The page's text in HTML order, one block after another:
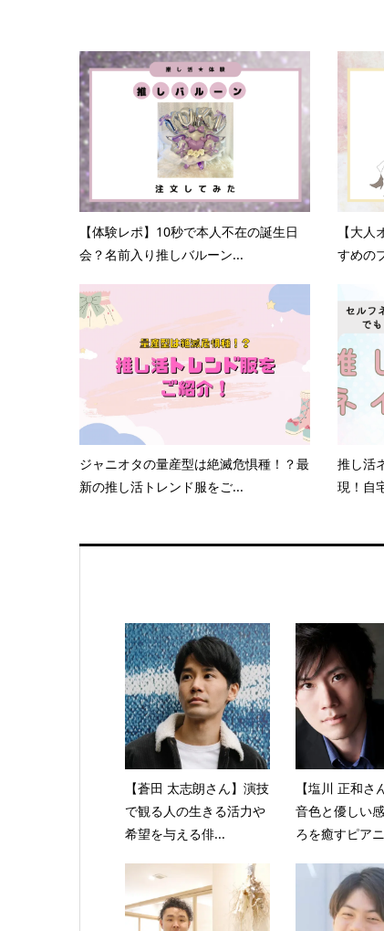
【体験レポ】10秒で本人不在の誕生日
会？名前入り推しバルーン...
【大
すめの
ジャニオタの量産型は絶滅危惧種！？最
新の推し活トレンド服をご...
推し活
現！自
【蒼田 太志朗さん】演技
で観る人の生きる活力や
希望を与える俳...
【塩川 正和さ
音色と優しい
ろを癒すピア